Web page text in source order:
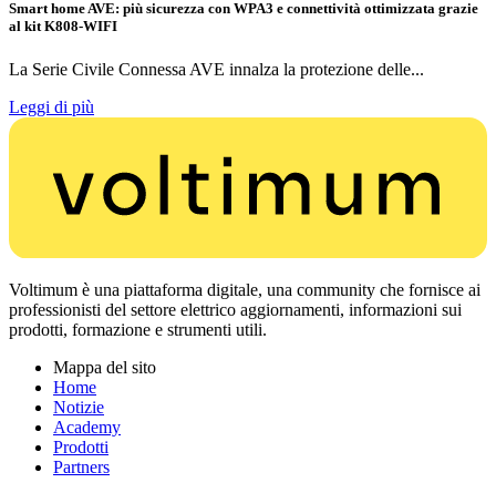
Smart home AVE: più sicurezza con WPA3 e connettività ottimizzata grazie
al kit K808-WIFI
La Serie Civile Connessa AVE innalza la protezione delle...
Leggi di più
Voltimum è una piattaforma digitale, una community che fornisce ai
professionisti del settore elettrico aggiornamenti, informazioni sui
prodotti, formazione e strumenti utili.
Mappa del sito
Home
Notizie
Academy
Prodotti
Partners